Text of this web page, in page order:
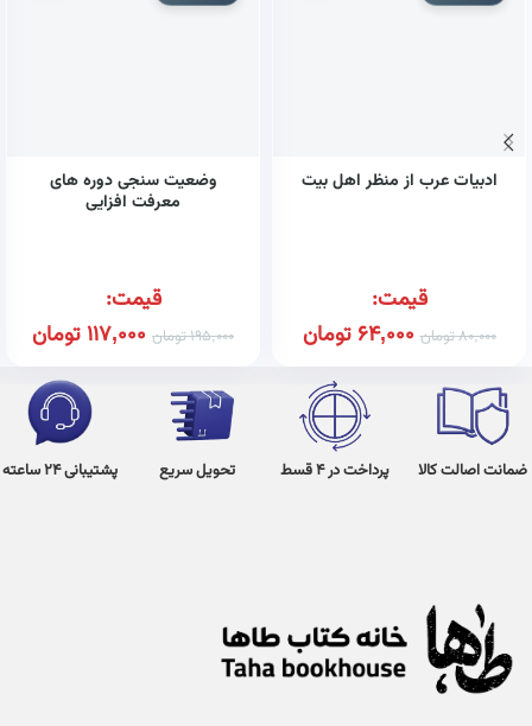
ادبیات عرب از منظر اهل بیت
قیمت:
80,000تومان 64,000 تومان
وضعیت سنجی دوره های
معرفت افزایی
قیمت:
195,000تومان 117,000تومان
ضمانت اصالت کالا پرداخت در 4 قسط تحویل سریع پشتیبانی 24 ساعته